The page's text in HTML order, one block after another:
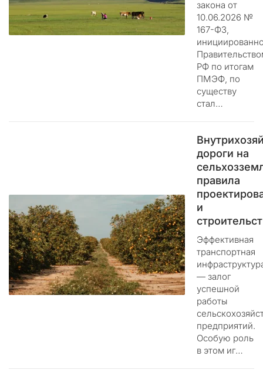
закона от
10.06.2026 №
167-ФЗ,
РФ по итогам
ПМЭФ, по
существу
стал…
дороги на
правила
и
Эффективная
транспортная
— залог
успешной
работы
предприятий.
Особую роль
в этом иг…
в
а
т
т
и
в
н
о
е
у